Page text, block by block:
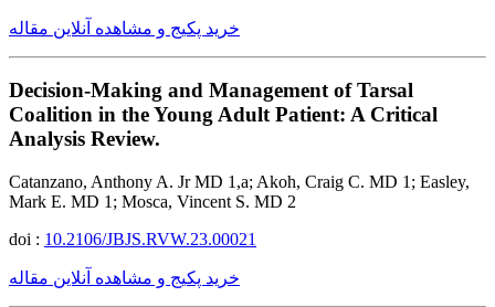
خرید پکیج و مشاهده آنلاین مقاله
Decision-Making and Management of Tarsal
Coalition in the Young Adult Patient: A Critical
Analysis Review.
Catanzano, Anthony A. Jr MD 1,a; Akoh, Craig C. MD 1; Easley,
Mark E. MD 1; Mosca, Vincent S. MD 2
doi : 10.2106/JBJS.RVW.23.00021
خرید پکیج و مشاهده آنلاین مقاله